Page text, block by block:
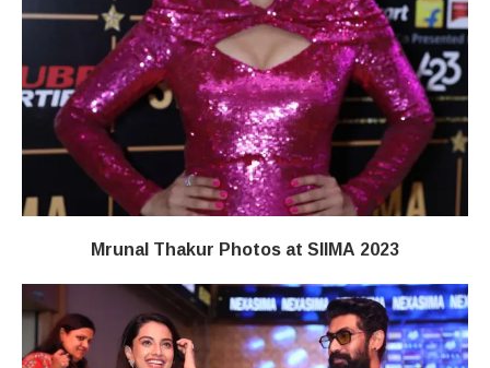
Mrunal Thakur Photos at SIIMA 2023